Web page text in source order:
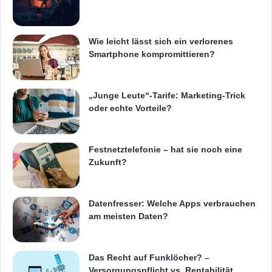
Dienstleistungen für Automobilhersteller
bieten.“
„Wir freuen uns darauf, mit INRIX
zusammenzuarbeiten und Fahrern in Nord-
Amerika einen Park-Service anzubieten“, sagt
Sam Friedmann, CEO und Gründer von
ParkMe. „Diese Kooperation unterstreicht
unsere Mission, Parken überall einfacher und
komfortabler zu machen.“
Weitere neue INRIX
Kunden, die auf der CES bekannt gegeben
Wie leicht lässt sich ein verlorenes
Smartphone kompromittieren?
„Junge Leute“-Tarife: Marketing-Trick
oder echte Vorteile?
Festnetztelefonie – hat sie noch eine
Zukunft?
Datenfresser: Welche Apps verbrauchen
am meisten Daten?
Das Recht auf Funklöcher? –